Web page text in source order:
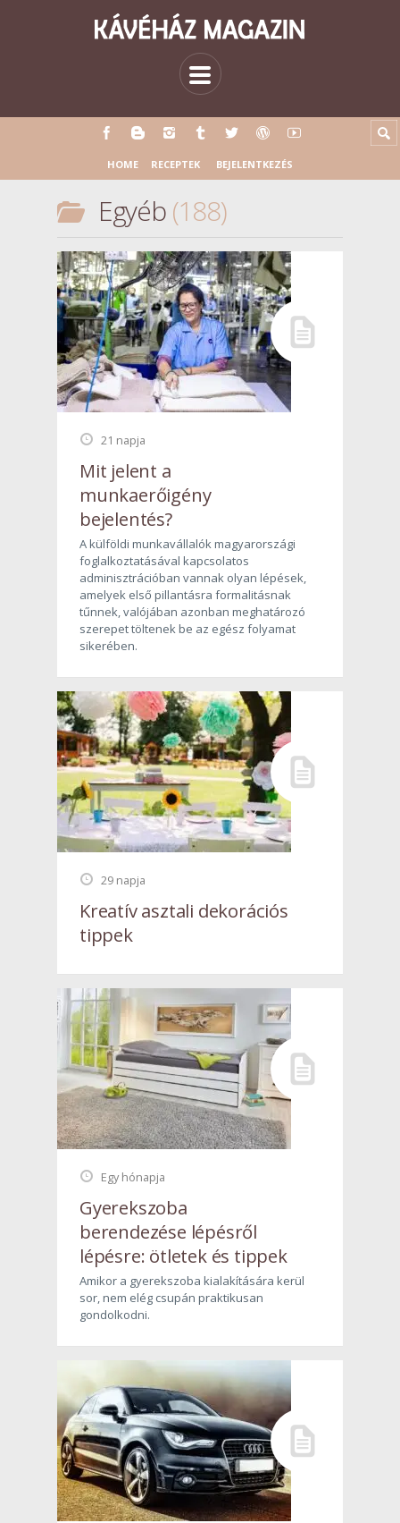
HOME RECEPTEK BEJELENTKEZÉS
Egyéb 188
21 napja
Mit jelent a
munkaerőigény
bejelentés?
A külföldi munkavállalók magyarországi
foglalkoztatásával kapcsolatos
adminisztrációban vannak olyan lépések,
amelyek első pillantásra formalitásnak
tűnnek, valójában azonban meghatározó
szerepet töltenek be az egész folyamat
sikerében.
29 napja
Kreatív asztali dekorációs
tippek
Egy hónapja
Gyerekszoba
berendezése lépésről
lépésre: ötletek és tippek
Amikor a gyerekszoba kialakítására kerül
sor, nem elég csupán praktikusan
gondolkodni.